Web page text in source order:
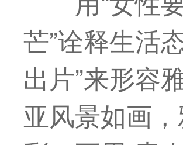
芒”诠释生活
出片”来形容
亚风景如画